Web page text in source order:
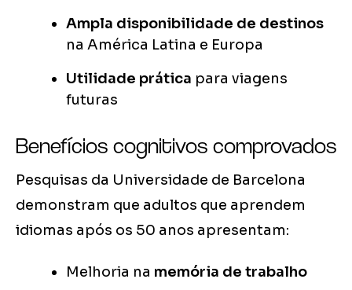
Ampla disponibilidade de destinos
na América Latina e Europa
Utilidade prática para viagens
futuras
Benefícios cognitivos comprovados
Pesquisas da Universidade de Barcelona
demonstram que adultos que aprendem
idiomas após os 50 anos apresentam:
Melhoria na memória de trabalho